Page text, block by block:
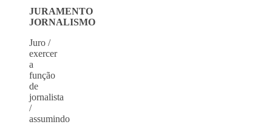
JURAMENTO
JORNALISMO
Juro /
exercer
a
função
de
jornalista
/
assumindo